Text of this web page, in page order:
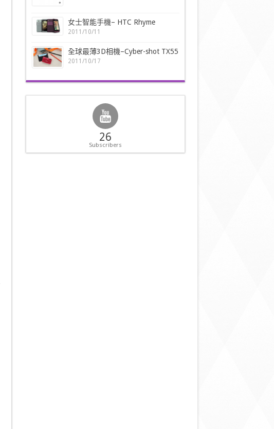
女士智能手機– HTC Rhyme
2011/10/11
全球最薄3D相機–Cyber-shot TX55
2011/10/17
26
Subscribers